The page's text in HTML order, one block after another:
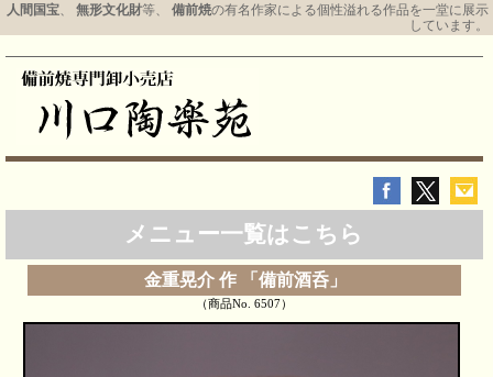
人間国宝、 無形文化財等、 備前焼の有名作家による個性溢れる作品を一堂に展示
しています。
メニュー一覧はこちら
金重晃介 作 「備前酒呑」
（商品No. 6507）